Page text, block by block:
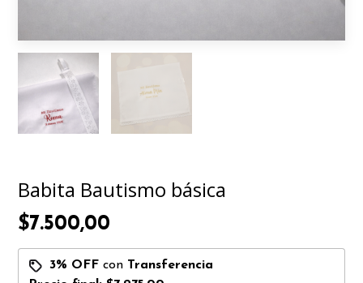
Babita Bautismo básica
$7.500,00
3% OFF con Transferencia